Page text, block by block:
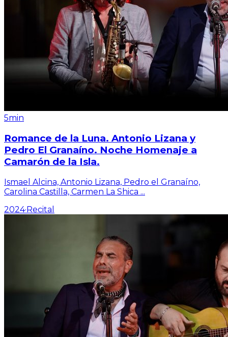
5min
Romance de la Luna. Antonio Lizana y
Pedro El Granaíno. Noche Homenaje a
Camarón de la Isla.
Ismael Alcina, Antonio Lizana, Pedro el Granaíno,
Carolina Castilla, Carmen La Shica ...
2024·Recital